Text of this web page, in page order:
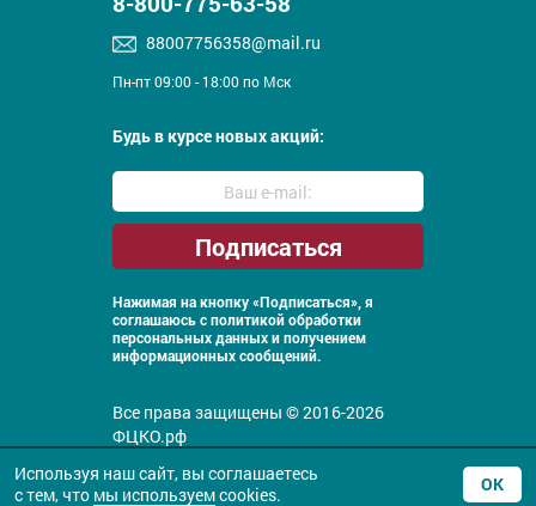
88007756358@mail.ru
Пн-пт 09:00 - 18:00 по Мск
Будь в курсе новых акций:
Нажимая на кнопку «Подписаться», я
соглашаюсь с политикой обработки
персональных данных и получением
информационных сообщений.
Все права защищены © 2016-2026
ФЦКО.рф
Используя наш сайт, вы соглашаетесь
с тем, что мы используемcookies. ОК